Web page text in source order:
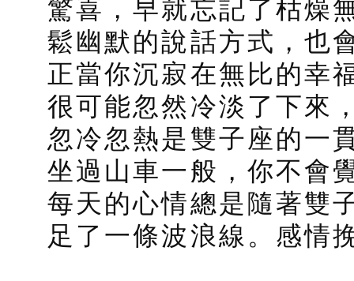
驚喜，早就忘記了枯燥
鬆幽默的說話方式，也
正當你沉寂在無比的幸
很可能忽然冷淡了下來
忽冷忽熱是雙子座的一
坐過山車一般，你不會
每天的心情總是隨著雙
足了一條波浪線。感情